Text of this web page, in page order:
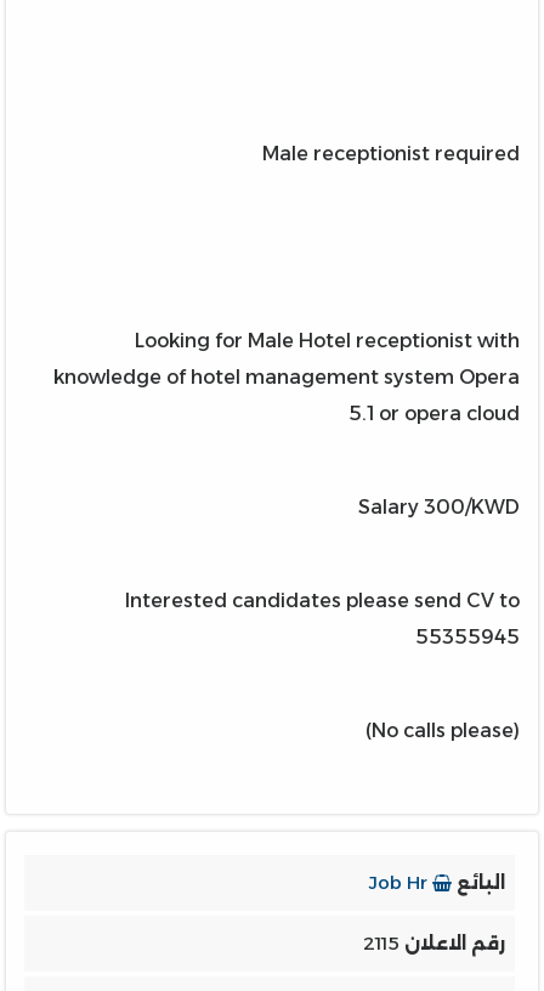
Male receptionist required
Looking for Male Hotel receptionist with
knowledge of hotel management system Opera
5.1 or opera cloud
Salary 300/KWD
Interested candidates please send CV to
55355945
(No calls please)
البائع
رقم الاعلان 2115